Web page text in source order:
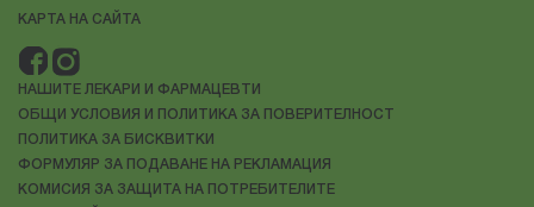
КАРТА НА САЙТА
НАШИТЕ ЛЕКАРИ И ФАРМАЦЕВТИ
ОБЩИ УСЛОВИЯ И ПОЛИТИКА ЗА ПОВЕРИТЕЛНОСТ
ПОЛИТИКА ЗА БИСКВИТКИ
ФОРМУЛЯР ЗА ПОДАВАНЕ НА РЕКЛАМАЦИЯ
КОМИСИЯ ЗА ЗАЩИТА НА ПОТРЕБИТЕЛИТЕ